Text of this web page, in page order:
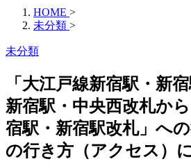
HOME >
未分類 >
未分類
「大江戸線新宿駅・新
新宿駅・中央西改札か
宿駅・新宿駅改札」へ
の行き方（アクセス）